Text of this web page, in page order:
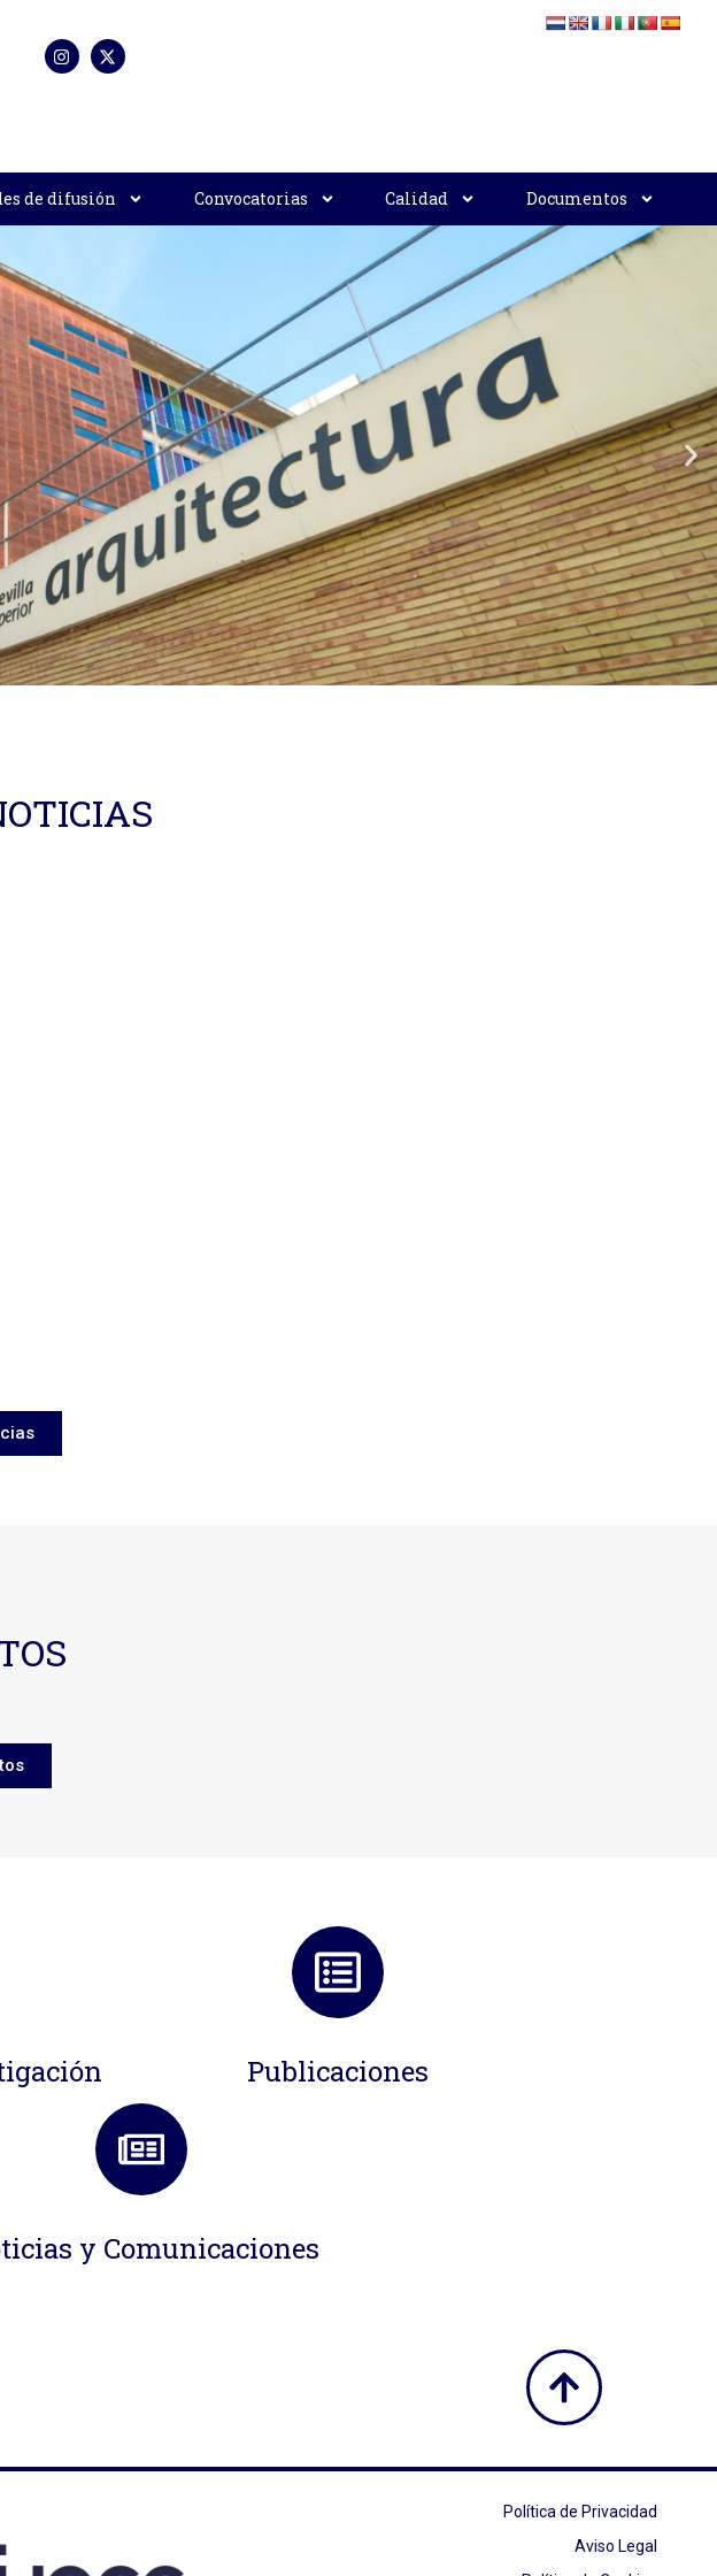
de difusión Convocatorias Calidad Documentos
Publicaciones
y Comunicaciones
Política de Privacidad
Aviso Legal